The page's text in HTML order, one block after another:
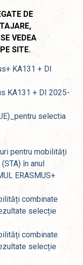
DE
VEDEA
SITE.
KA131 + DI
KA131 + DI 2025-
selectia
pentru mobilități
în anul
ERASMUS+
combinate
selecție
combinate
selecție